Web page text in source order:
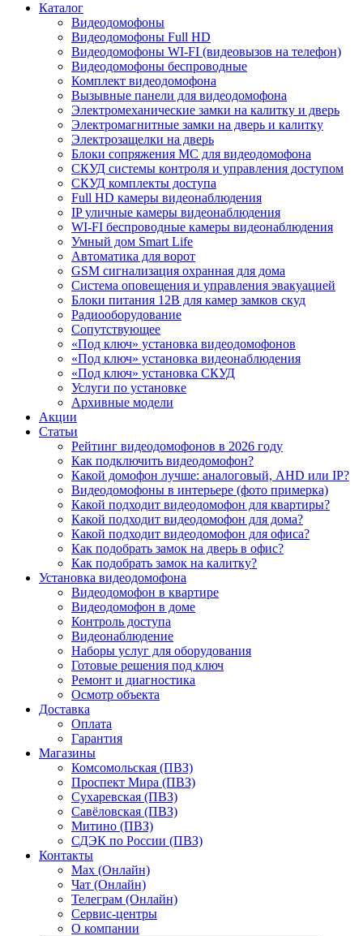
Каталог
Видеодомофоны
Видеодомофоны Full HD
Видеодомофоны WI-FI (видеовызов на телефон)
Видеодомофоны беспроводные
Комплект видеодомофона
Вызывные панели для видеодомофона
Электромеханические замки на калитку и дверь
Электромагнитные замки на дверь и калитку
Электрозащелки на дверь
Блоки сопряжения МС для видеодомофона
СКУД системы контроля и управления доступом
СКУД комплекты доступа
Full HD камеры видеонаблюдения
IP уличные камеры видеонаблюдения
WI-FI беспроводные камеры видеонаблюдения
Умный дом Smart Life
Автоматика для ворот
GSM сигнализация охранная для дома
Cистема оповещения и управления эвакуацией
Блоки питания 12В для камер замков скуд
Радиооборудование
Сопутствующее
«Под ключ» установка видеодомофонов
«Под ключ» установка видеонаблюдения
«Под ключ» установка СКУД
Услуги по установке
Архивные модели
Акции
Статьи
Рейтинг видеодомофонов в 2026 году
Как подключить видеодомофон?
Какой домофон лучше: аналоговый, AHD или IP?
Видеодомофоны в интерьере (фото примерка)
Какой подходит видеодомофон для квартиры?
Какой подходит видеодомофон для дома?
Какой подходит видеодомофон для офиса?
Как подобрать замок на дверь в офис?
Как подобрать замок на калитку?
Установка видеодомофона
Видеодомофон в квартире
Видеодомофон в доме
Контроль доступа
Видеонаблюдение
Наборы услуг для оборудования
Готовые решения под ключ
Ремонт и диагностика
Осмотр объекта
Доставка
Оплата
Гарантия
Магазины
Комсомольская (ПВЗ)
Проспект Мира (ПВЗ)
Сухаревская (ПВЗ)
Савёловская (ПВЗ)
Митино (ПВЗ)
СДЭК по России (ПВЗ)
Контакты
Max (Онлайн)
Чат (Онлайн)
Телеграм (Онлайн)
Сервис-центры
О компании